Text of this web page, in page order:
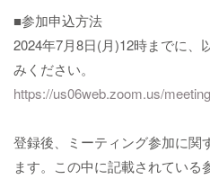
■参加申込方法
2024年7月8日(月)12時までに、
みください。
https://us06web.zoom.us/
登録後、ミーティング参加に関
ます。この中に記載されている